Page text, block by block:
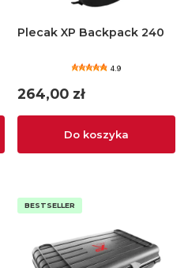
Plecak XP Backpack 240
4.9
Cena
264,00 zł
Do koszyka
BESTSELLER